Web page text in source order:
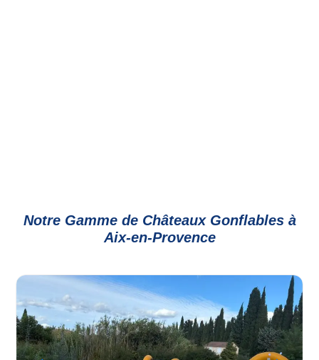
Notre Gamme de Châteaux Gonflables à
Aix-en-Provence